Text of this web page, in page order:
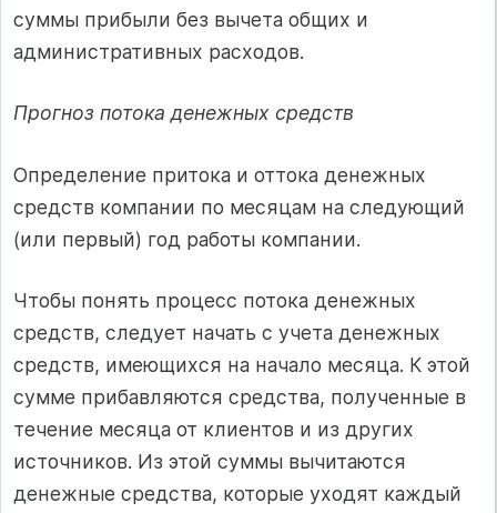
суммы прибыли без вычета общих и
административных расходов.
Прогноз потока денежных средств
Определение притока и оттока денежных
средств компании по месяцам на следующий
(или первый) год работы компании.
Чтобы понять процесс потока денежных
средств, следует начать с учета денежных
средств, имеющихся на начало месяца. К этой
сумме прибавляются средства, полученные в
течение месяца от клиентов и из других
источников. Из этой суммы вычитаются
денежные средства, которые уходят каждый